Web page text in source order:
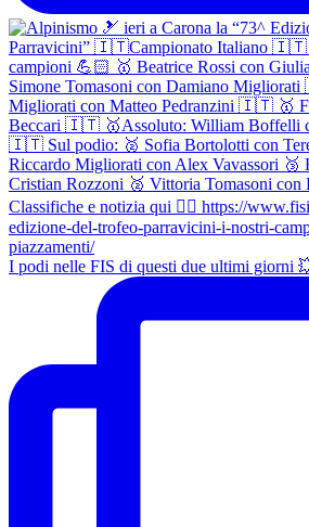
I podi nelle FIS di questi due ultimi giorni